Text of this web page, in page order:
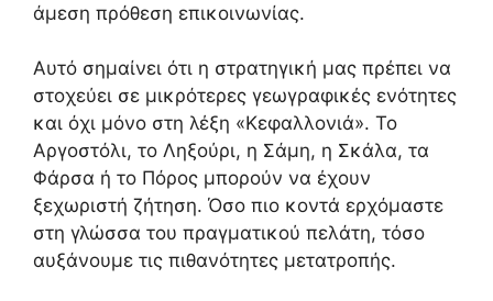
άμεση πρόθεση επικοινωνίας.
Αυτό σημαίνει ότι η στρατηγική μας πρέπει να
στοχεύει σε μικρότερες γεωγραφικές ενότητες
και όχι μόνο στη λέξη «Κεφαλλονιά». Το
Αργοστόλι, το Ληξούρι, η Σάμη, η Σκάλα, τα
Φάρσα ή το Πόρος μπορούν να έχουν
ξεχωριστή ζήτηση. Όσο πιο κοντά ερχόμαστε
στη γλώσσα του πραγματικού πελάτη, τόσο
αυξάνουμε τις πιθανότητες μετατροπής.